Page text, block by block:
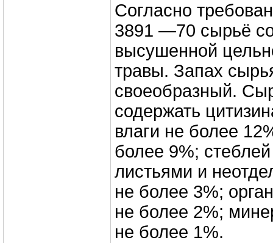
Согласно
3891 —70 сырьё
высушенной
травы. Запах
своеобразный.
содержать
влаги не более
более 9%;
листьями и
не более 3%;
не более 2%;
не более 1%.